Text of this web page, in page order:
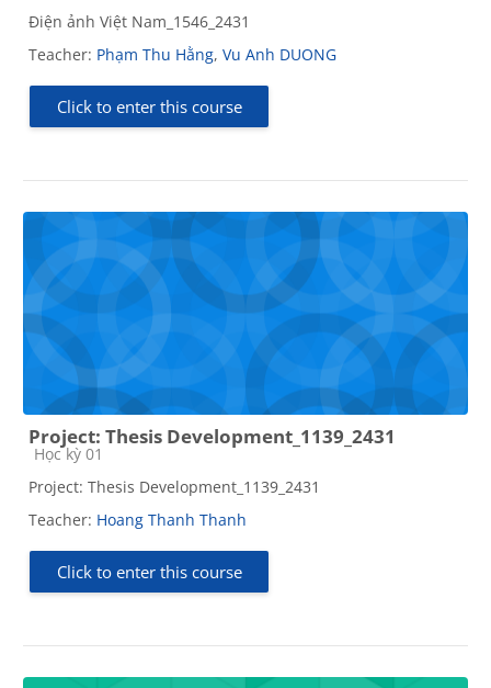
Điện ảnh Việt Nam_1546_2431
Teacher: Phạm Thu Hằng, Vu Anh DUONG
Click to enter this course
Project: Thesis Development_1139_2431
Course category
Học kỳ 01
Project: Thesis Development_1139_2431
Teacher: Hoang Thanh Thanh
Click to enter this course